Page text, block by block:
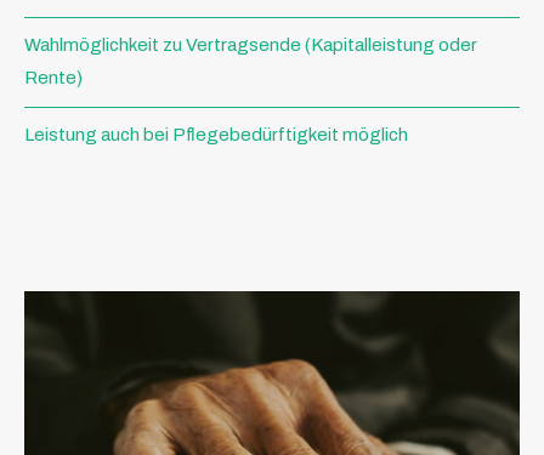
Wahlmöglichkeit zu Vertragsende (Kapitalleistung oder
Rente)
Leistung auch bei Pflegebedürftigkeit möglich